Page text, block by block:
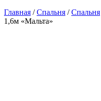
Главная /Спальня /Спальня
1,6м «Мальта»